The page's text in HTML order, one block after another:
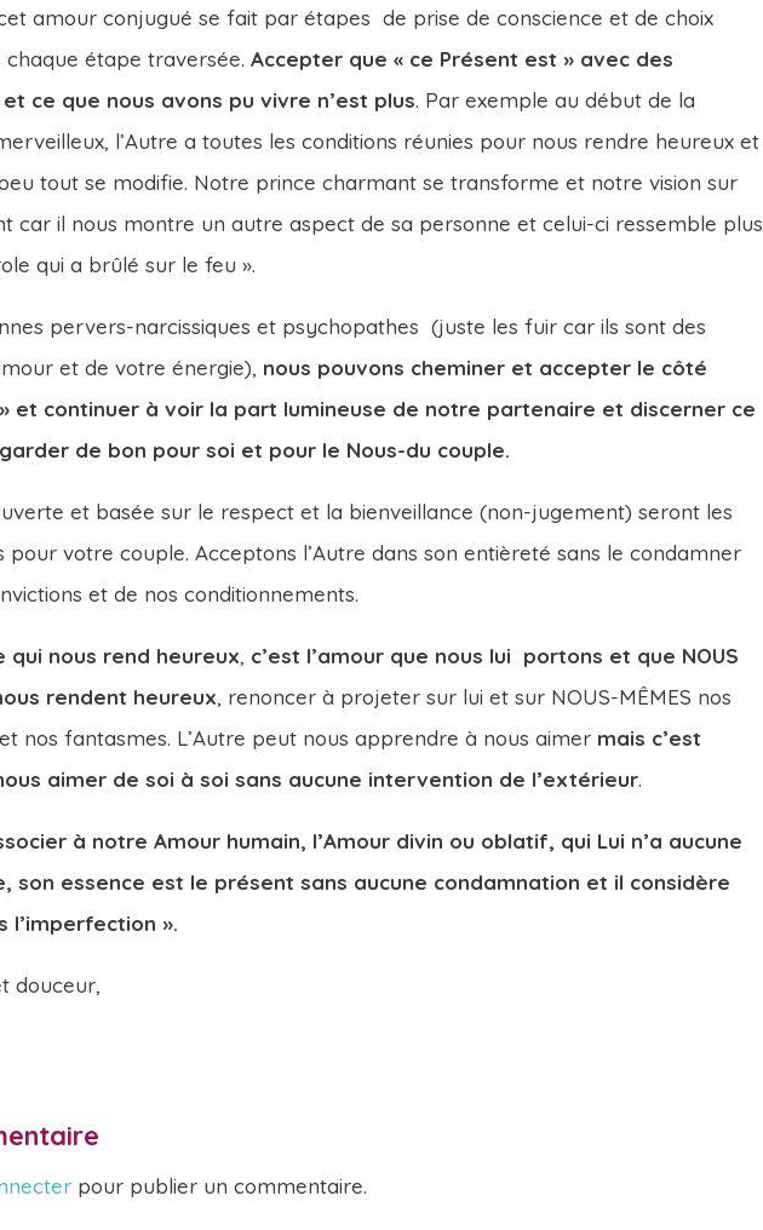
amour conjugué se fait par étapes de prise de conscience et de choix
chaque étape traversée.Accepter que « ce Présent est » avec des
ce que nous avons pu vivre n’est plus. Par exemple au début de la
l’Autre a toutes les conditions réunies pour nous rendre heureux et
tout se modifie. Notre prince charmant se transforme et notre vision sur
car il nous montre un autre aspect de sa personne et celui-ci ressemble plus
qui a brûlé sur le feu ».
pervers-narcissiques et psychopathes (juste les fuir car ils sont des
et de votre énergie), nous pouvons cheminer et accepter le côté
et continuer à voir la part lumineuse de notre partenaire et discerner ce
de bon pour soi et pour le Nous-du couple.
et basée sur le respect et la bienveillance (non-jugement) seront les
pour votre couple. Acceptons l’Autre dans son entièreté sans le condamner
et de nos conditionnements.
qui nous rend heureux, c’est l’amour que nous lui portons et que NOUS
rendent heureux, renoncer à projeter sur lui et sur NOUS-MÊMES nos
nos fantasmes. L’Autre peut nous apprendre à nous aimer mais c’est
aimer de soi à soi sans aucune intervention de l’extérieur.
à notre Amour humain, l’Amour divin ou oblatif, qui Lui n’a aucune
son essence est le présent sans aucune condamnation et il considère
l’imperfection ».
douceur,
pour publier un commentaire.